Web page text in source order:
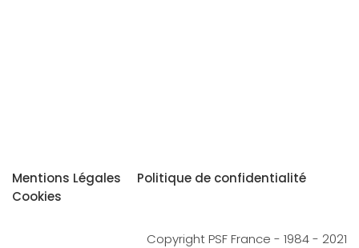
Mentions Légales
Politique de confidentialité
Cookies
Copyright PSF France - 1984 - 2021